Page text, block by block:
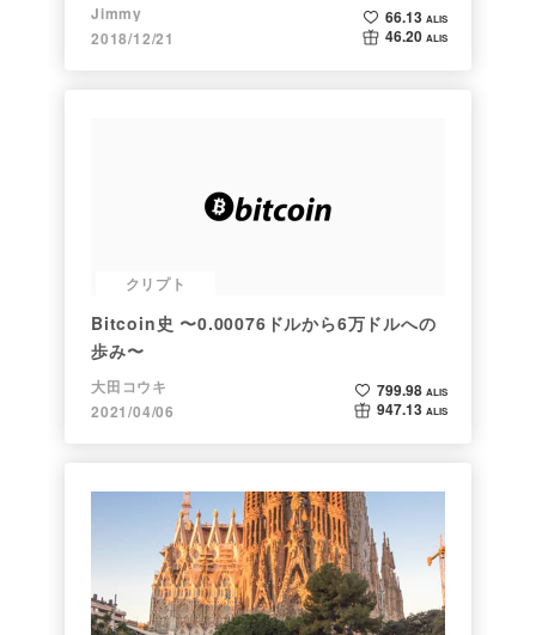
Jimmy
2018/12/21
66.13 ALIS
46.20 ALIS
クリプト
Bitcoin史 〜0.00076ドルから6万ドルへの
歩み〜
大田コウキ
2021/04/06
799.98 ALIS
947.13 ALIS